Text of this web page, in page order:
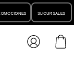
SUCURSALES